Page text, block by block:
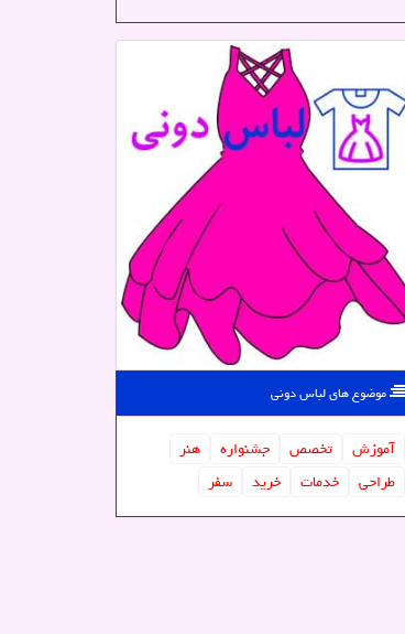
موضوع های لباس دونی
آموزش تخصص جشنواره
هنر
طراحی
خدمات خرید سفر